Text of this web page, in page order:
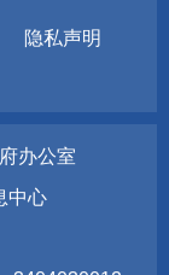
隐私声明
办公室
中心